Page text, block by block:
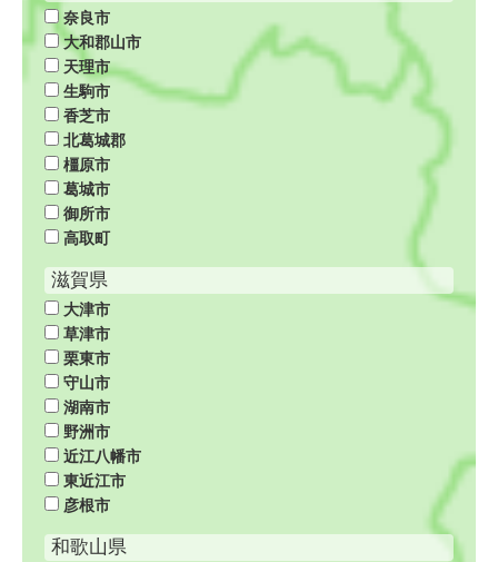
奈良市
大和郡山市
天理市
生駒市
香芝市
北葛城郡
橿原市
葛城市
御所市
高取町
滋賀県
大津市
草津市
栗東市
守山市
湖南市
野洲市
近江八幡市
東近江市
彦根市
和歌山県